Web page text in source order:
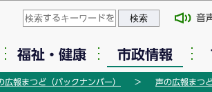
このページの本文へ移動
音
福祉・健康 市政情報
広報まつど（バックナンバー）
声の広報まつ